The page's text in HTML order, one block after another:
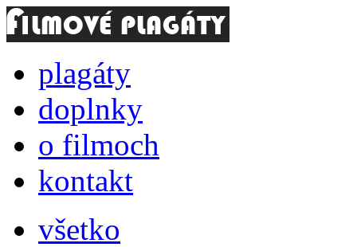
plagáty
doplnky
o filmoch
kontakt
všetko